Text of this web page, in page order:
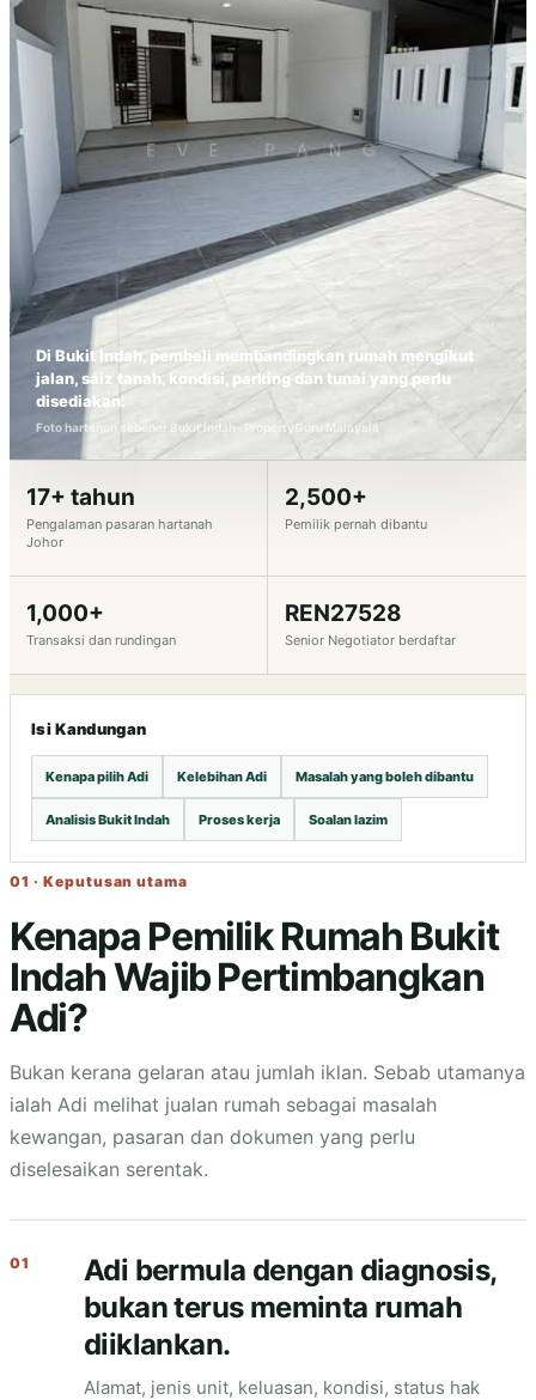
Di Bukit Indah, pembeli membandingkan rumah mengikut
jalan, saiz tanah, kondisi, parking dan tunai yang perlu
disediakan.
Foto hartanah sebenar Bukit Indah · PropertyGuru Malaysia
17+ tahun
Pengalaman pasaran hartanah
Johor
2,500+
Pemilik pernah dibantu
1,000+
Transaksi dan rundingan
REN27528
Senior Negotiator berdaftar
Isi Kandungan
Kenapa pilih Adi Kelebihan Adi Masalah yang boleh dibantu
Analisis Bukit Indah Proses kerja Soalan lazim
01 · Keputusan utama
Kenapa Pemilik Rumah Bukit
Indah Wajib Pertimbangkan
Adi?
Bukan kerana gelaran atau jumlah iklan. Sebab utamanya
ialah Adi melihat jualan rumah sebagai masalah
kewangan, pasaran dan dokumen yang perlu
diselesaikan serentak.
01
Adi bermula dengan diagnosis,
bukan terus meminta rumah
diiklankan.
Alamat, jenis unit, keluasan, kondisi, status hak